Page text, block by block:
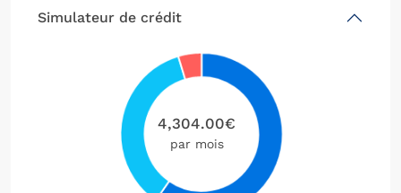
Simulateur de crédit
4,304.00€
par mois